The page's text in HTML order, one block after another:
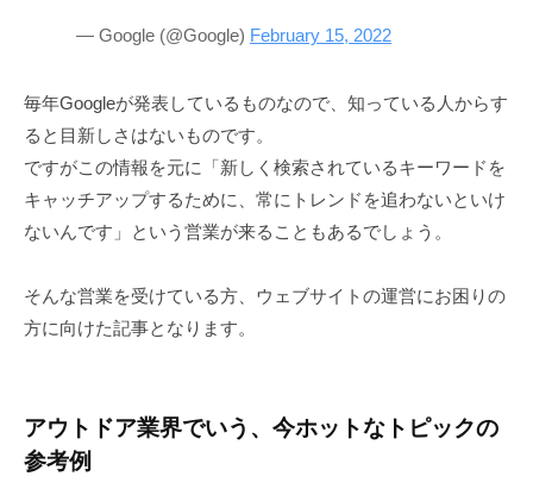
— Google (@Google) February 15, 2022
毎年Googleが発表しているものなので、知っている人からす
ると目新しさはないものです。
ですがこの情報を元に「新しく検索されているキーワードを
キャッチアップするために、常にトレンドを追わないといけ
ないんです」という営業が来ることもあるでしょう。
そんな営業を受けている方、ウェブサイトの運営にお困りの
方に向けた記事となります。
アウトドア業界でいう、今ホットなトピックの
参考例